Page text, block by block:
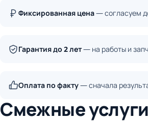
Фиксированная цена— согласуем
Гарантия до 2 лет— на работы и
Оплата по факту— сначала
Смежные услуги